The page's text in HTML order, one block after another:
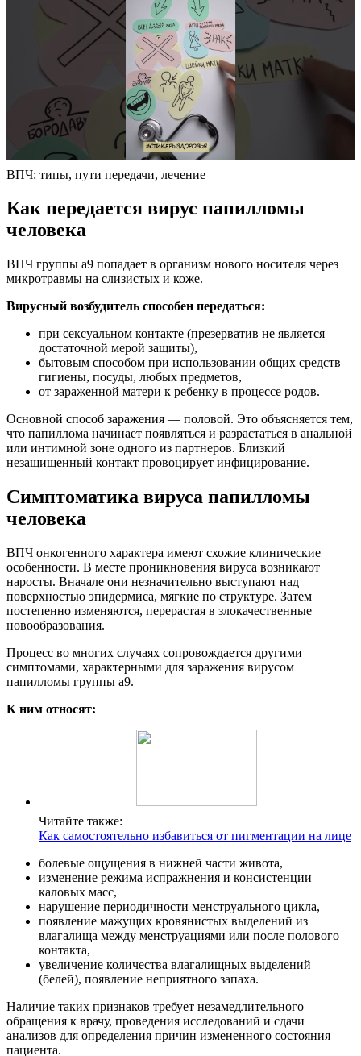
ВПЧ: типы, пути передачи, лечение
Как передается вирус папилломы
человека
ВПЧ группы а9 попадает в организм нового носителя через
микротравмы на слизистых и коже.
Вирусный возбудитель способен передаться:
при сексуальном контакте (презерватив не является
достаточной мерой защиты),
бытовым способом при использовании общих средств
гигиены, посуды, любых предметов,
от зараженной матери к ребенку в процессе родов.
Основной способ заражения — половой. Это объясняется тем,
что папиллома начинает появляться и разрастаться в анальной
или интимной зоне одного из партнеров. Близкий
незащищенный контакт провоцирует инфицирование.
Симптоматика вируса папилломы
человека
ВПЧ онкогенного характера имеют схожие клинические
особенности. В месте проникновения вируса возникают
наросты. Вначале они незначительно выступают над
поверхностью эпидермиса, мягкие по структуре. Затем
постепенно изменяются, перерастая в злокачественные
новообразования.
Процесс во многих случаях сопровождается другими
симптомами, характерными для заражения вирусом
папилломы группы а9.
К ним относят:
Читайте также:
Как самостоятельно избавиться от пигментации на лице
болевые ощущения в нижней части живота,
изменение режима испражнения и консистенции
каловых масс,
нарушение периодичности менструального цикла,
появление мажущих кровянистых выделений из
влагалища между менструациями или после полового
контакта,
увеличение количества влагалищных выделений
(белей), появление неприятного запаха.
Наличие таких признаков требует незамедлительного
обращения к врачу, проведения исследований и сдачи
анализов для определения причин измененного состояния
пациента.